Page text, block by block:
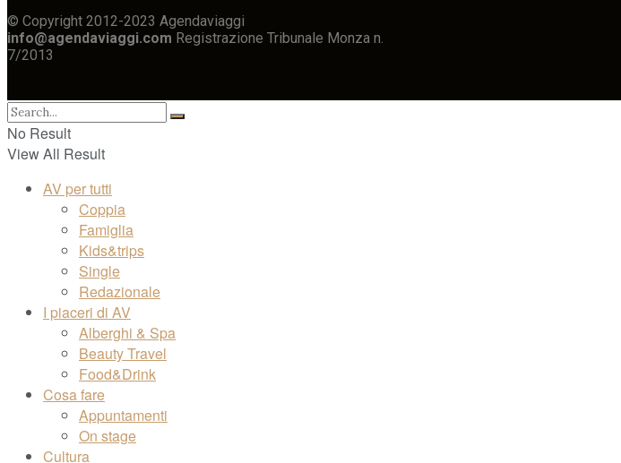
© Copyright 2012-2023 Agendaviaggi
info@agendaviaggi.com Registrazione Tribunale Monza n.
7/2013
No Result
View All Result
AV per tutti
Coppia
Famiglia
Kids&trips
Single
Redazionale
I piaceri di AV
Alberghi & Spa
Beauty Travel
Food&Drink
Cosa fare
Appuntamenti
On stage
Cultura